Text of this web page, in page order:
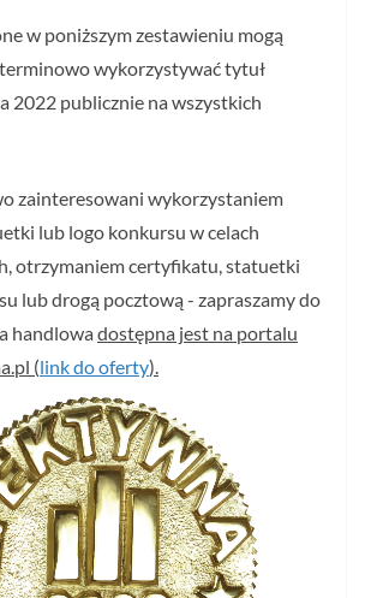
w poniższym zestawieniu mogą
wykorzystywać tytuł
2022 publicznie na wszystkich
zainteresowani wykorzystaniem
lub logo konkursu w celach
otrzymaniem certyfikatu, statuetki
lub drogą pocztową - zapraszamy do
handlowadostępna jest na portalu
(link do oferty).